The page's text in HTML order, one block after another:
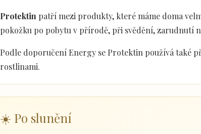
Protektin patří mezi produkty, které máme doma
pokožku po pobytu v přírodě, při svědění, zarudnutí
Podle doporučení Energy se Protektin používá také
rostlinami.
☀️ Po slunění